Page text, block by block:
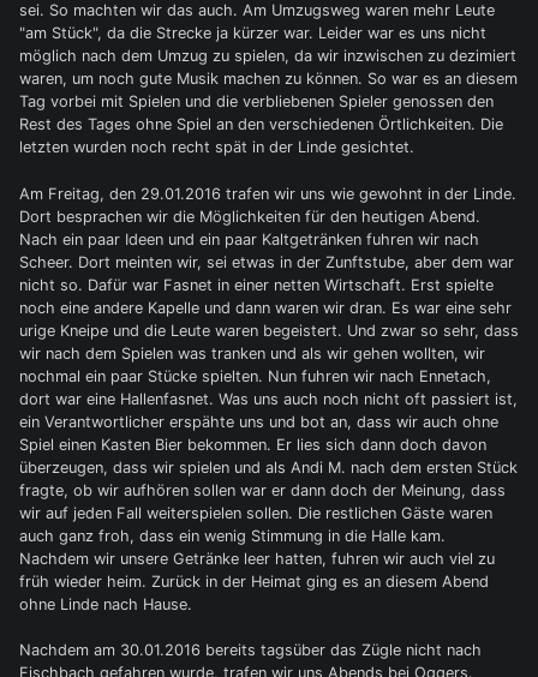
sei. So machten wir das auch. Am Umzugsweg waren mehr Leute
"am Stück", da die Strecke ja kürzer war. Leider war es uns nicht
möglich nach dem Umzug zu spielen, da wir inzwischen zu dezimiert
waren, um noch gute Musik machen zu können. So war es an diesem
Tag vorbei mit Spielen und die verbliebenen Spieler genossen den
Rest des Tages ohne Spiel an den verschiedenen Örtlichkeiten. Die
letzten wurden noch recht spät in der Linde gesichtet.
Am Freitag, den 29.01.2016 trafen wir uns wie gewohnt in der Linde.
Dort besprachen wir die Möglichkeiten für den heutigen Abend.
Nach ein paar Ideen und ein paar Kaltgetränken fuhren wir nach
Scheer. Dort meinten wir, sei etwas in der Zunftstube, aber dem war
nicht so. Dafür war Fasnet in einer netten Wirtschaft. Erst spielte
noch eine andere Kapelle und dann waren wir dran. Es war eine sehr
urige Kneipe und die Leute waren begeistert. Und zwar so sehr, dass
wir nach dem Spielen was tranken und als wir gehen wollten, wir
nochmal ein paar Stücke spielten. Nun fuhren wir nach Ennetach,
dort war eine Hallenfasnet. Was uns auch noch nicht oft passiert ist,
ein Verantwortlicher erspähte uns und bot an, dass wir auch ohne
Spiel einen Kasten Bier bekommen. Er lies sich dann doch davon
überzeugen, dass wir spielen und als Andi M. nach dem ersten Stück
fragte, ob wir aufhören sollen war er dann doch der Meinung, dass
wir auf jeden Fall weiterspielen sollen. Die restlichen Gäste waren
auch ganz froh, dass ein wenig Stimmung in die Halle kam.
Nachdem wir unsere Getränke leer hatten, fuhren wir auch viel zu
früh wieder heim. Zurück in der Heimat ging es an diesem Abend
ohne Linde nach Hause.
Nachdem am 30.01.2016 bereits tagsüber das Zügle nicht nach
Fischbach gefahren wurde, trafen wir uns Abends bei Oggers.